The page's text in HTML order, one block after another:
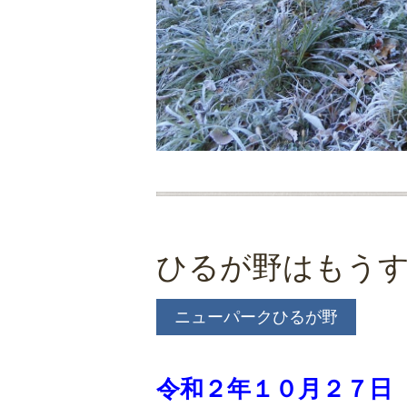
ひるが野はもう
ニューパークひるが野
令和２年１０ 月２７ 日